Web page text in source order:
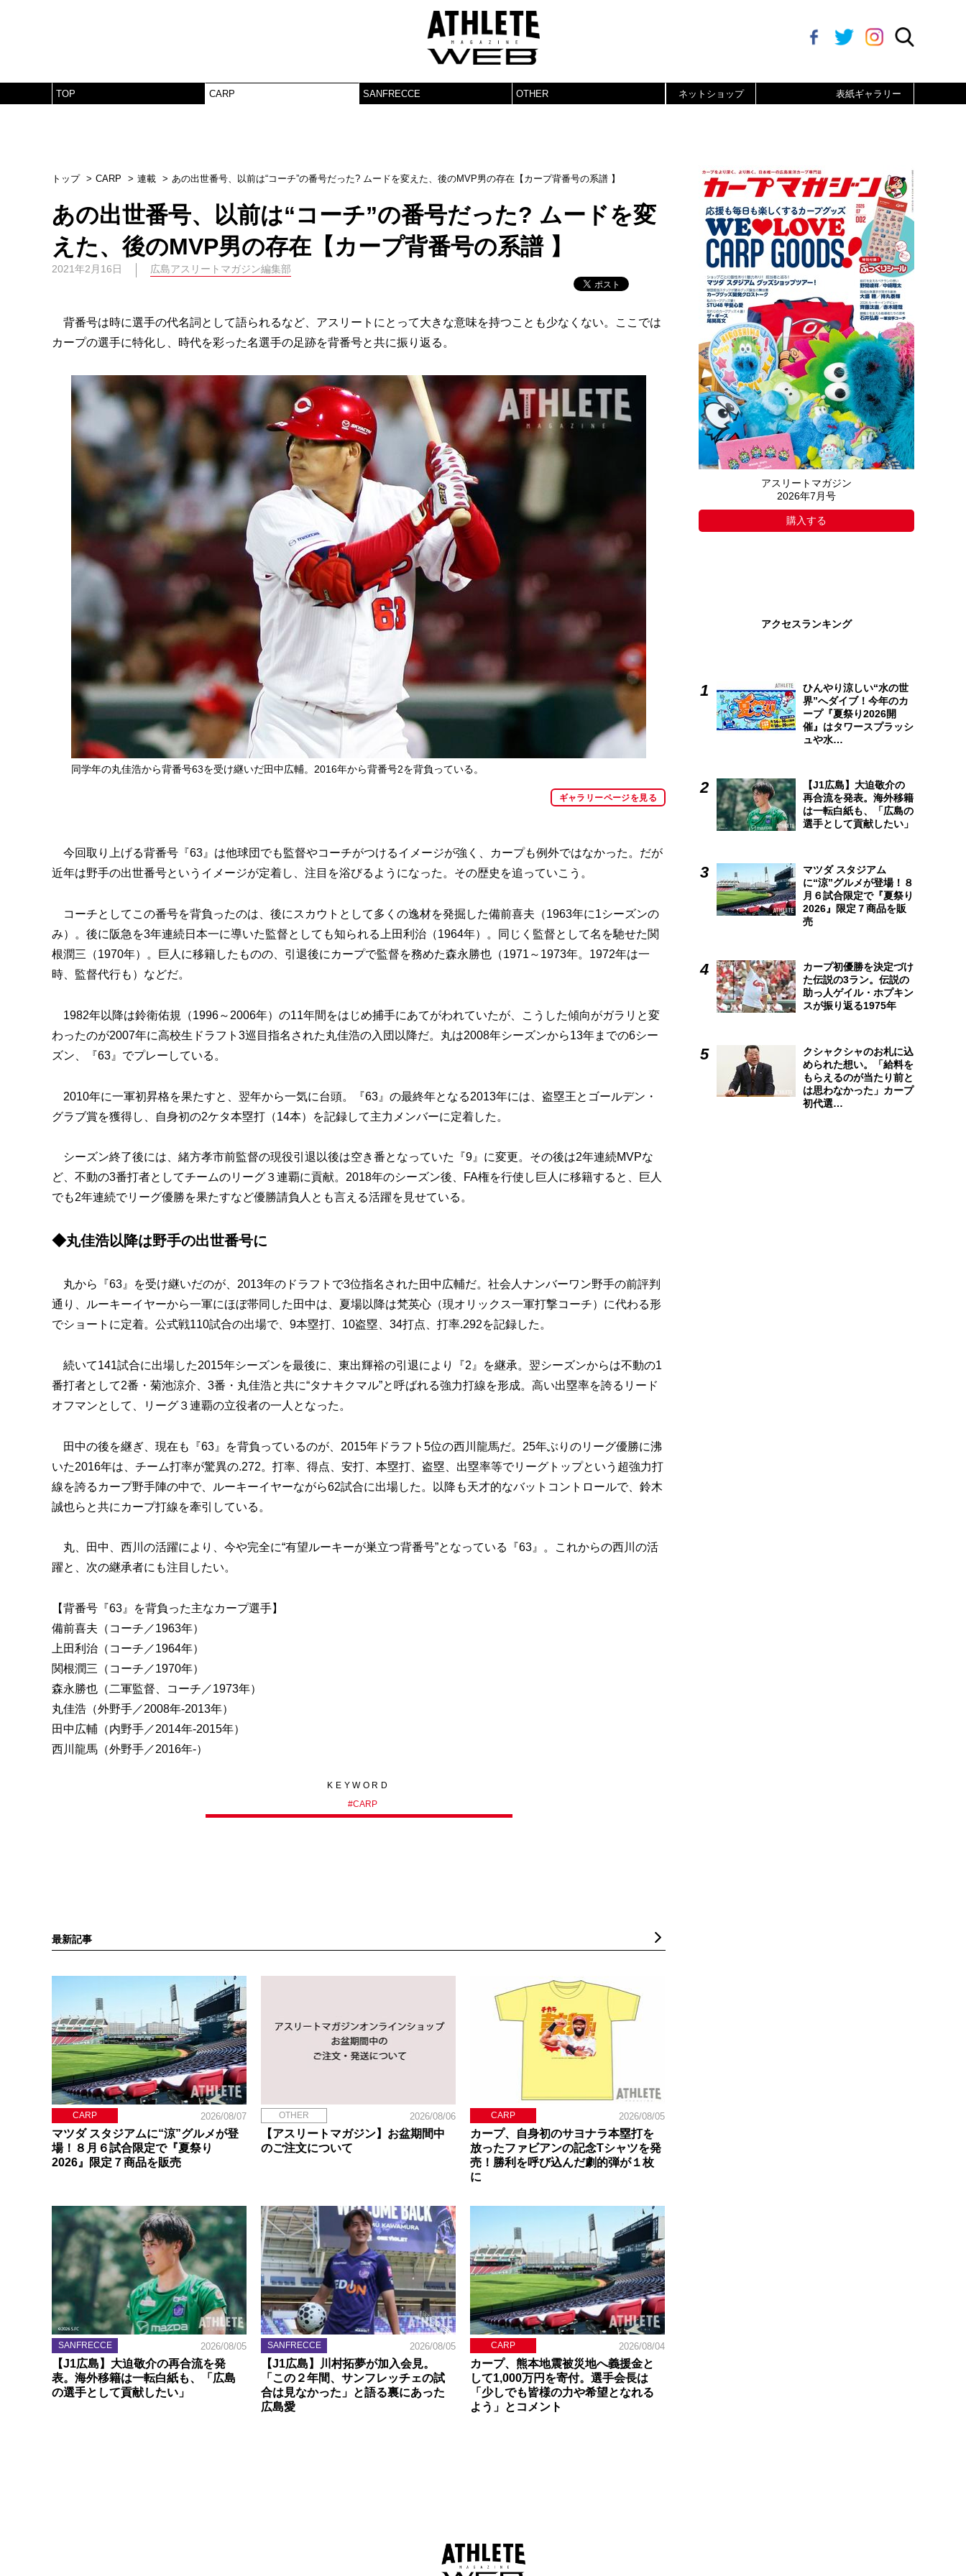
TOP CARP SANFRECCE OTHER ネットショップ 表紙ギャラリー
トップ CARP 連載 あの出世番号、以前は“コーチ”の番号だった? ムードを変えた、後のMVP男の存在【カープ背番号の系譜 】
あの出世番号、以前は“コーチ”の番号だった? ムードを変
えた、後のMVP男の存在【カープ背番号の系譜 】
2021年2月16日 広島アスリートマガジン編集部
背番号は時に選手の代名詞として語られるなど、アスリートにとって大きな意味を持つことも少なくない。ここでは
カープの選手に特化し、時代を彩った名選手の足跡を背番号と共に振り返る。
同学年の丸佳浩から背番号63を受け継いだ田中広輔。2016年から背番号2を背負っている。
ギャラリーページを見る
今回取り上げる背番号『63』は他球団でも監督やコーチがつけるイメージが強く、カープも例外ではなかった。だが
近年は野手の出世番号というイメージが定着し、注目を浴びるようになった。その歴史を追っていこう。
コーチとしてこの番号を背負ったのは、後にスカウトとして多くの逸材を発掘した備前喜夫（1963年に1シーズンの
み）。後に阪急を3年連続日本一に導いた監督としても知られる上田利治（1964年）。同じく監督として名を馳せた関
根潤三（1970年）。巨人に移籍したものの、引退後にカープで監督を務めた森永勝也（1971～1973年。1972年は一
時、監督代行も）などだ。
1982年以降は鈴衛佑規（1996～2006年）の11年間をはじめ捕手にあてがわれていたが、こうした傾向がガラリと変
わったのが2007年に高校生ドラフト3巡目指名された丸佳浩の入団以降だ。丸は2008年シーズンから13年までの6シー
ズン、『63』でプレーしている。
2010年に一軍初昇格を果たすと、翌年から一気に台頭。『63』の最終年となる2013年には、盗塁王とゴールデン・
グラブ賞を獲得し、自身初の2ケタ本塁打（14本）を記録して主力メンバーに定着した。
シーズン終了後には、緒方孝市前監督の現役引退以後は空き番となっていた『9』に変更。その後は2年連続MVPな
ど、不動の3番打者としてチームのリーグ３連覇に貢献。2018年のシーズン後、FA権を行使し巨人に移籍すると、巨人
でも2年連続でリーグ優勝を果たすなど優勝請負人とも言える活躍を見せている。
◆丸佳浩以降は野手の出世番号に
丸から『63』を受け継いだのが、2013年のドラフトで3位指名された田中広輔だ。社会人ナンバーワン野手の前評判
通り、ルーキーイヤーから一軍にほぼ帯同した田中は、夏場以降は梵英心（現オリックス一軍打撃コーチ）に代わる形
でショートに定着。公式戦110試合の出場で、9本塁打、10盗塁、34打点、打率.292を記録した。
続いて141試合に出場した2015年シーズンを最後に、東出輝裕の引退により『2』を継承。翌シーズンからは不動の1
番打者として2番・菊池涼介、3番・丸佳浩と共に“タナキクマル”と呼ばれる強力打線を形成。高い出塁率を誇るリード
オフマンとして、リーグ３連覇の立役者の一人となった。
田中の後を継ぎ、現在も『63』を背負っているのが、2015年ドラフト5位の西川龍馬だ。25年ぶりのリーグ優勝に沸
いた2016年は、チーム打率が驚異の.272。打率、得点、安打、本塁打、盗塁、出塁率等でリーグトップという超強力打
線を誇るカープ野手陣の中で、ルーキーイヤーながら62試合に出場した。以降も天才的なバットコントロールで、鈴木
誠也らと共にカープ打線を牽引している。
丸、田中、西川の活躍により、今や完全に“有望ルーキーが巣立つ背番号”となっている『63』。これからの西川の活
躍と、次の継承者にも注目したい。
【背番号『63』を背負った主なカープ選手】
備前喜夫（コーチ／1963年）
上田利治（コーチ／1964年）
関根潤三（コーチ／1970年）
森永勝也（二軍監督、コーチ／1973年）
丸佳浩（外野手／2008年-2013年）
田中広輔（内野手／2014年-2015年）
西川龍馬（外野手／2016年-）
KEYWORD
#CARP
最新記事
CARP 2026/08/07
マツダ スタジアムに“涼”グルメが登
場！８月６試合限定で『夏祭り
2026』限定７商品を販売
OTHER 2026/08/06
【アスリートマガジン】お盆期間中
のご注文について
CARP 2026/08/05
カープ、自身初のサヨナラ本塁打を
放ったファビアンの記念Tシャツを発
売！勝利を呼び込んだ劇的弾が１枚
に
SANFRECCE 2026/08/05
【J1広島】大迫敬介の再合流を発
表。海外移籍は一転白紙も、「広島
の選手として貢献したい」
SANFRECCE 2026/08/05
【J1広島】川村拓夢が加入会見。
「この２年間、サンフレッチェの試
合は見なかった」と語る裏にあった
広島愛
CARP 2026/08/04
カープ、熊本地震被災地へ義援金と
して1,000万円を寄付。選手会長は
「少しでも皆様の力や希望となれる
よう」とコメント
アスリートマガジン
2026年7月号
購入する
アクセスランキング
ひんやり涼しい“水の世
界”へダイブ！今年のカ
ープ『夏祭り2026開
催』はタワースプラッシ
ュや水…
【J1広島】大迫敬介の
再合流を発表。海外移籍
は一転白紙も、「広島の
選手として貢献したい」
マツダ スタジアム
に“涼”グルメが登場！８
月６試合限定で『夏祭り
2026』限定７商品を販
売
カープ初優勝を決定づけ
た伝説の3ラン。伝説の
助っ人ゲイル・ホプキン
スが振り返る1975年
クシャクシャのお札に込
められた想い。「給料を
もらえるのが当たり前と
は思わなかった」カープ
初代選…